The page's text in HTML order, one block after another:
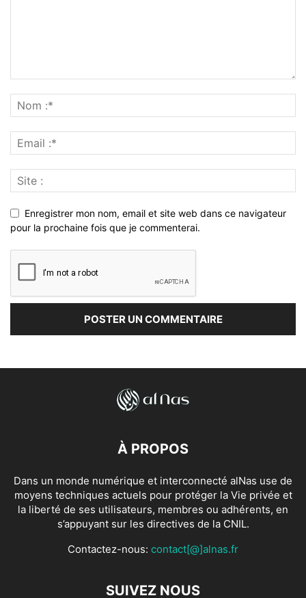
Enregistrer mon nom, email et site web dans ce navigateur
pour la prochaine fois que je commenterai.
À PROPOS
Dans un monde numérique et interconnecté alNas use de
moyens techniques actuels pour protéger la Vie privée et
la liberté de ses utilisateurs, membres ou adhérents, en
s’appuyant sur les directives de la CNIL.
Contactez-nous: contact[@]alnas.fr
SUIVEZ NOUS